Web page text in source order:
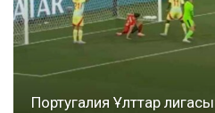
Португалия Ұлттар